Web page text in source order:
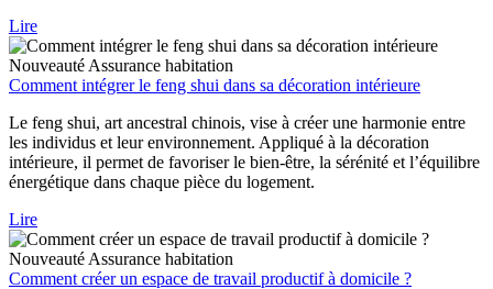
Lire
Nouveauté Assurance habitation
Comment intégrer le feng shui dans sa décoration intérieure
Le feng shui, art ancestral chinois, vise à créer une harmonie entre
les individus et leur environnement. Appliqué à la décoration
intérieure, il permet de favoriser le bien-être, la sérénité et l’équilibre
énergétique dans chaque pièce du logement.
Lire
Nouveauté Assurance habitation
Comment créer un espace de travail productif à domicile ?